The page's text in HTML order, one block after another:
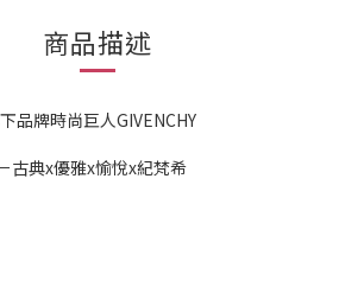
商品描述
品牌時尚巨人GIVENCHY
古典x優雅x愉悅x紀梵希